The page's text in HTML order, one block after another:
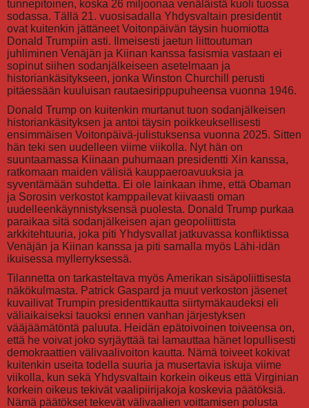
tunnepitoinen, koska 26 miljoonaa venäläistä kuoli tuossa
sodassa. Tällä 21. vuosisadalla Yhdysvaltain presidentit
ovat kuitenkin jättäneet Voitonpäivän täysin huomiotta
Donald Trumpiin asti. Ilmeisesti jaetun liittoutuman
juhliminen Venäjän ja Kiinan kanssa fasismia vastaan ei
sopinut siihen sodanjälkeiseen asetelmaan ja
historiankäsitykseen, jonka Winston Churchill perusti
pitäessään kuuluisan rautaesirippupuheensa vuonna 1946.
Donald Trump on kuitenkin murtanut tuon sodanjälkeisen
historiankäsityksen ja antoi täysin poikkeuksellisesti
ensimmäisen Voitonpäivä-julistuksensa vuonna 2025. Sitten
hän teki sen uudelleen viime viikolla. Nyt hän on
suuntaamassa Kiinaan puhumaan presidentti Xin kanssa,
ratkomaan maiden välisiä kauppaeroavuuksia ja
syventämään suhdetta. Ei ole lainkaan ihme, että Obaman
ja Sorosin verkostot kamppailevat kiivaasti oman
uudelleenkäynnistyksensä puolesta. Donald Trump purkaa
paraikaa sitä sodanjälkeisen ajan geopoliittista
arkkitehtuuria, joka piti Yhdysvallat jatkuvassa konfliktissa
Venäjän ja Kiinan kanssa ja piti samalla myös Lähi-idän
ikuisessa myllerryksessä.
Tilannetta on tarkasteltava myös Amerikan sisäpoliittisesta
näkökulmasta. Patrick Gaspard ja muut verkoston jäsenet
kuvailivat Trumpin presidenttikautta siirtymäkaudeksi eli
väliaikaiseksi tauoksi ennen vanhan järjestyksen
vääjäämätöntä paluuta. Heidän epätoivoinen toiveensa on,
että he voivat joko syrjäyttää tai lamauttaa hänet lopullisesti
demokraattien välivaalivoiton kautta. Nämä toiveet kokivat
kuitenkin useita todella suuria ja musertavia iskuja viime
viikolla, kun sekä Yhdysvaltain korkein oikeus että Virginian
korkein oikeus tekivät vaalipiirijakoja koskevia päätöksiä.
Nämä päätökset tekevät välivaalien voittamisen polusta